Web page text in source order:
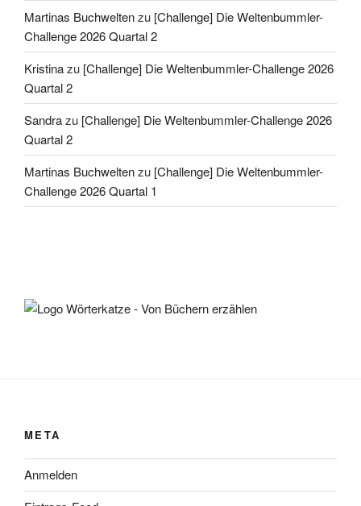
Martinas Buchweltenzu [Challenge] Die Weltenbummler-
Challenge 2026 Quartal 2
Kristinazu [Challenge] Die Weltenbummler-Challenge 2026
Quartal 2
Sandrazu [Challenge] Die Weltenbummler-Challenge 2026
Quartal 2
Martinas Buchweltenzu [Challenge] Die Weltenbummler-
Challenge 2026 Quartal 1
META
Anmelden